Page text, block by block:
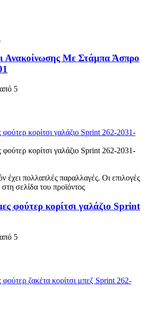
Ανακοίνωσης Με Στάμπα Άσπρο
από 5
έχει πολλαπλές παραλλαγές. Οι επιλογές
σελίδα του προϊόντος
φούτερ κορίτσι γαλάζιο Sprint
από 5